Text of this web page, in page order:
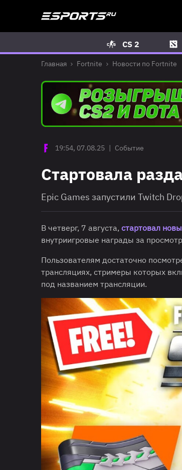
CS 2
Главная Fortnite Новости по Fortnite
19:54, 07.08.25 | Событие
Стартовала
Epic Games запустили Twitch
В четверг, 7 августа, стартовал
внутриигровые награды за
Пользователям достаточно
трансляциях, стримеры которых
под названием трансляции.